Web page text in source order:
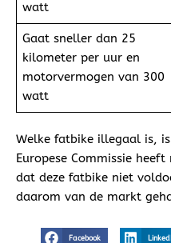
watt
Gaat sneller dan 25
kilometer per uur en
motorvermogen van 300
watt
Welke fatbike illegaal is,
Europese Commissie
dat deze fatbike niet
daarom van de markt
Facebook